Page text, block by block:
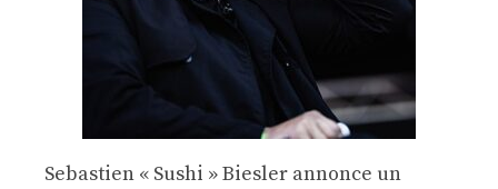
Sebastien « Sushi » Biesler annonce un